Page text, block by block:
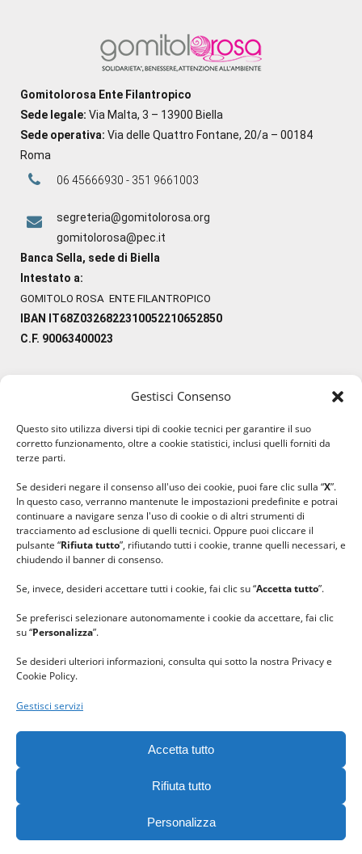
Gestisci Consenso
Questo sito utilizza diversi tipi di cookie tecnici per garantire il suo
corretto funzionamento, oltre a cookie statistici, inclusi quelli forniti da
terze parti.
Se desideri negare il consenso all'uso dei cookie, puoi fare clic sulla “X”.
In questo caso, verranno mantenute le impostazioni predefinite e potrai
continuare a navigare senza l'uso di cookie o di altri strumenti di
tracciamento ad esclusione di quelli tecnici. Oppure puoi cliccare il
pulsante “Rifiuta tutto”, rifiutando tutti i cookie, tranne quelli necessari, e
chiudendo il banner di consenso.
Se, invece, desideri accettare tutti i cookie, fai clic su “Accetta tutto”.
Se preferisci selezionare autonomamente i cookie da accettare, fai clic
su “Personalizza”.
Se desideri ulteriori informazioni, consulta qui sotto la nostra Privacy e
Cookie Policy.
Gestisci servizi
Accetta tutto
Rifiuta tutto
Personalizza
Gomitolorosa Ente Filantropico
Sede legale: Via Malta, 3 – 13900 Biella
Sede operativa: Via delle Quattro Fontane, 20/a – 00184
Roma
06 45666930 - 351 9661003
segreteria@gomitolorosa.org
gomitolorosa@pec.it
Banca Sella, sede di Biella
Intestato a:
GOMITOLO ROSA ENTE FILANTROPICO
IBAN IT68Z0326822310052210652850
C.F. 90063400023
#lanaterapia
#ilcaloredellempatia
Gomitolorosa. Tutti i diritti riservati. - C. F. 90063400023 -Privacy